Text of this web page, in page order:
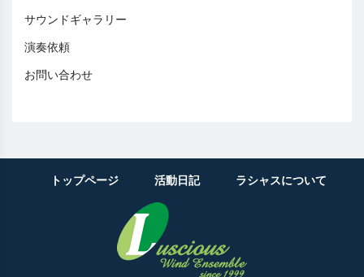
サウンドギャラリー
演奏依頼
お問い合わせ
トップページ 活動日記 ラシャスについて